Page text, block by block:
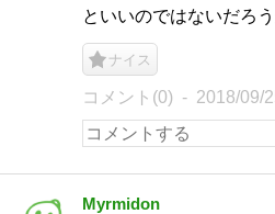
といいのではないだろう
ナイス
コメント(0) 2018/09/
Myrmidon